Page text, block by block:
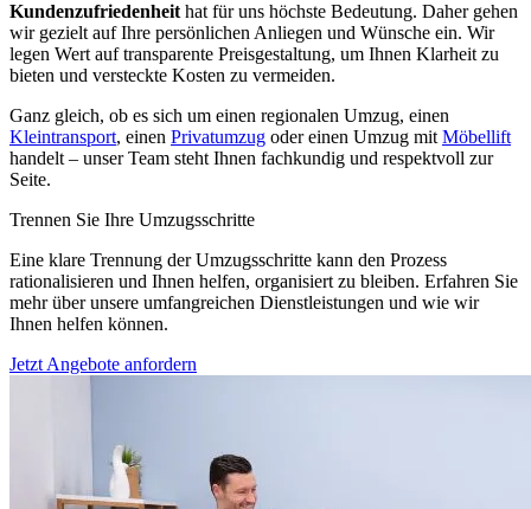
Kundenzufriedenheit hat für uns höchste Bedeutung. Daher gehen
wir gezielt auf Ihre persönlichen Anliegen und Wünsche ein. Wir
legen Wert auf transparente Preisgestaltung, um Ihnen Klarheit zu
bieten und versteckte Kosten zu vermeiden.
Ganz gleich, ob es sich um einen regionalen Umzug, einen
Kleintransport, einen Privatumzug oder einen Umzug mit Möbellift
handelt – unser Team steht Ihnen fachkundig und respektvoll zur
Seite.
Trennen Sie Ihre Umzugsschritte
Eine klare Trennung der Umzugsschritte kann den Prozess
rationalisieren und Ihnen helfen, organisiert zu bleiben. Erfahren Sie
mehr über unsere umfangreichen Dienstleistungen und wie wir
Ihnen helfen können.
Jetzt Angebote anfordern